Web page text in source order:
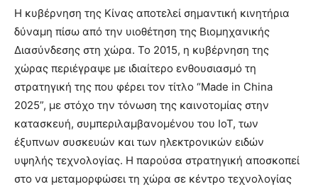
Η κυβέρνηση της Κίνας αποτελεί σημαντική κινητήρια
δύναμη πίσω από την υιοθέτηση της Βιομηχανικής
Διασύνδεσης στη χώρα. Το 2015, η κυβέρνηση της
χώρας περιέγραψε με ιδιαίτερο ενθουσιασμό τη
στρατηγική της που φέρει τον τίτλο “Made in China
2025”, με στόχο την τόνωση της καινοτομίας στην
κατασκευή, συμπεριλαμβανομένου του IoT, των
έξυπνων συσκευών και των ηλεκτρονικών ειδών
υψηλής τεχνολογίας. Η παρούσα στρατηγική αποσκοπεί
στο να μεταμορφώσει τη χώρα σε κέντρο τεχνολογίας